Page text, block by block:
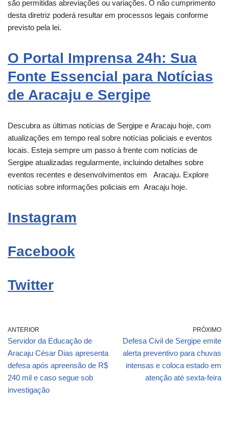
são permitidas abreviações ou variações. O não cumprimento
desta diretriz poderá resultar em processos legais conforme
previsto pela lei.
O Portal Imprensa 24h: Sua
Fonte Essencial para Notícias
de Aracaju e Sergipe
Descubra as últimas notícias de Sergipe e Aracaju hoje, com
atualizações em tempo real sobre notícias policiais e eventos
locais. Esteja sempre um passo à frente com notícias de
Sergipe atualizadas regularmente, incluindo detalhes sobre
eventos recentes e desenvolvimentos em Aracaju. Explore
notícias sobre informações policiais em Aracaju hoje.
Instagram
Facebook
Twitter
ANTERIOR
Servidor da Educação de
Aracaju César Dias apresenta
defesa após apreensão de R$
240 mil e caso segue sob
investigação
PRÓXIMO
Defesa Civil de Sergipe emite
alerta preventivo para chuvas
intensas e coloca estado em
atenção até sexta-feira